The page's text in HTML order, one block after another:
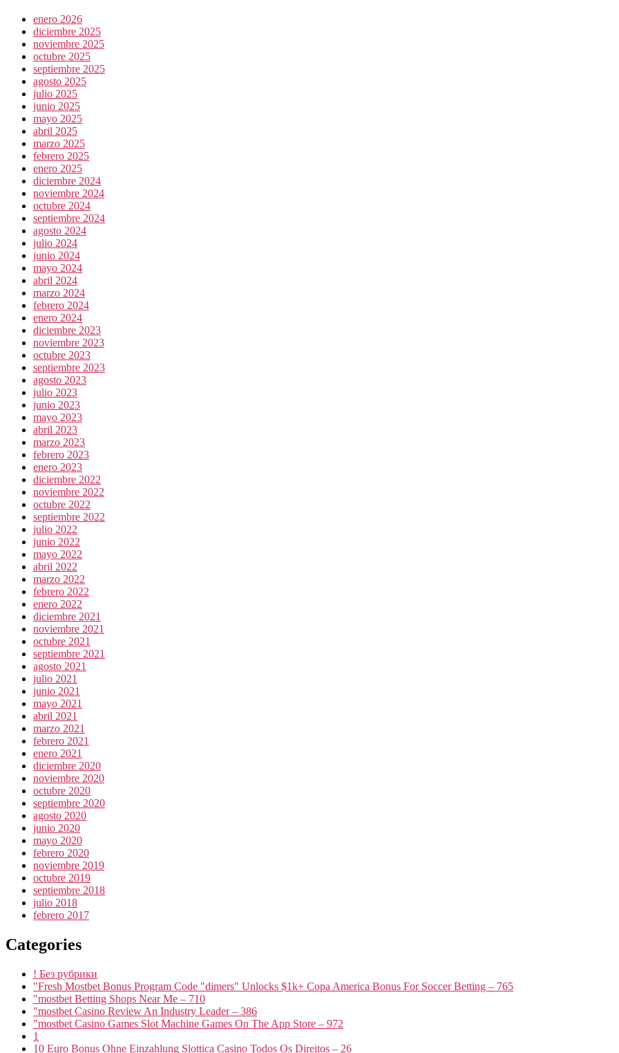
enero 2026
diciembre 2025
noviembre 2025
octubre 2025
septiembre 2025
agosto 2025
julio 2025
junio 2025
mayo 2025
abril 2025
marzo 2025
febrero 2025
enero 2025
diciembre 2024
noviembre 2024
octubre 2024
septiembre 2024
agosto 2024
julio 2024
junio 2024
mayo 2024
abril 2024
marzo 2024
febrero 2024
enero 2024
diciembre 2023
noviembre 2023
octubre 2023
septiembre 2023
agosto 2023
julio 2023
junio 2023
mayo 2023
abril 2023
marzo 2023
febrero 2023
enero 2023
diciembre 2022
noviembre 2022
octubre 2022
septiembre 2022
julio 2022
junio 2022
mayo 2022
abril 2022
marzo 2022
febrero 2022
enero 2022
diciembre 2021
noviembre 2021
octubre 2021
septiembre 2021
agosto 2021
julio 2021
junio 2021
mayo 2021
abril 2021
marzo 2021
febrero 2021
enero 2021
diciembre 2020
noviembre 2020
octubre 2020
septiembre 2020
agosto 2020
junio 2020
mayo 2020
febrero 2020
noviembre 2019
octubre 2019
septiembre 2018
julio 2018
febrero 2017
Categories
! Без рубрики
"Fresh Mostbet Bonus Program Code "dimers" Unlocks $1k+ Copa America Bonus For Soccer Betting – 765
"mostbet Betting Shops Near Me – 710
"mostbet Casino Review An Industry Leader – 386
"‎mostbet Casino Games Slot Machine Games On The App Store – 972
1
10 Euro Bonus Ohne Einzahlung Slottica Casino Todos Os Direitos – 26